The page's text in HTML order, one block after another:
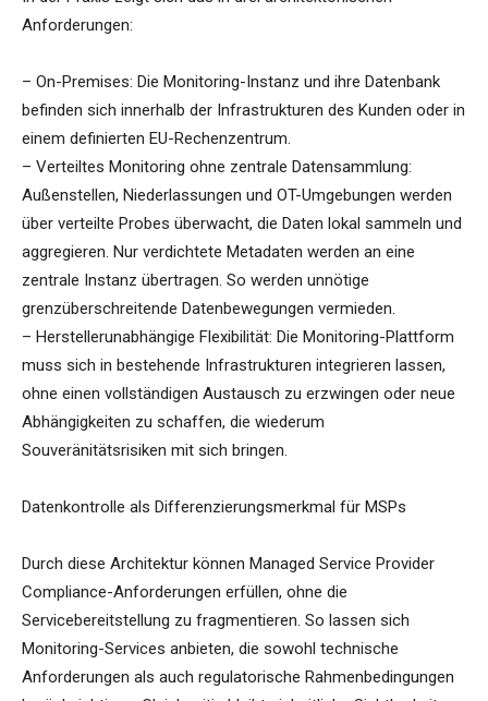
Anforderungen:
– On-Premises: Die Monitoring-Instanz und ihre Datenbank
befinden sich innerhalb der Infrastrukturen des Kunden oder in
einem definierten EU-Rechenzentrum.
– Verteiltes Monitoring ohne zentrale Datensammlung:
Außenstellen, Niederlassungen und OT-Umgebungen werden
über verteilte Probes überwacht, die Daten lokal sammeln und
aggregieren. Nur verdichtete Metadaten werden an eine
zentrale Instanz übertragen. So werden unnötige
grenzüberschreitende Datenbewegungen vermieden.
– Herstellerunabhängige Flexibilität: Die Monitoring-Plattform
muss sich in bestehende Infrastrukturen integrieren lassen,
ohne einen vollständigen Austausch zu erzwingen oder neue
Abhängigkeiten zu schaffen, die wiederum
Souveränitätsrisiken mit sich bringen.
Datenkontrolle als Differenzierungsmerkmal für MSPs
Durch diese Architektur können Managed Service Provider
Compliance-Anforderungen erfüllen, ohne die
Servicebereitstellung zu fragmentieren. So lassen sich
Monitoring-Services anbieten, die sowohl technische
Anforderungen als auch regulatorische Rahmenbedingungen